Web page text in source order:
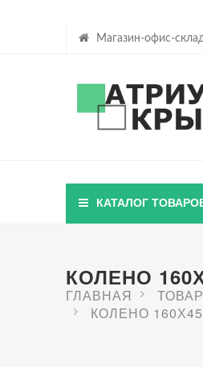
Магазин-офис-
КАТАЛОГ
КОЛЕНО
ГЛАВНАЯ
КОЛЕНО